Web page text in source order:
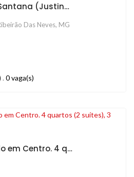
Loja localizado em Santana (Justinópolis) com área útil 180.00 m².
Das Neves, MG
. 0 vaga(s)
Cobertura localizado em Centro. 4 quartos (2 suítes), 3 banheiros e 3 vagas.